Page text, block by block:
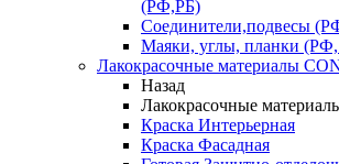
(РФ,РБ)
Соединители,подвесы
Маяки, углы, планки
Лакокрасочные материалы
Назад
Лакокрасочные
Краска Интерьерная
Краска Фасадная